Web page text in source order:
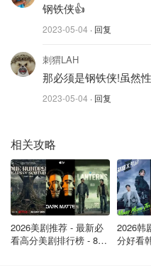
钢铁侠👍
2023-05-04 · 回复
刺猬LAH
那必须是钢铁侠!虽然
2023-05-04 · 回复
相关攻略
2026美剧推荐 - 最新必
看高分美剧排行榜 - 8月
2026韩
分好看